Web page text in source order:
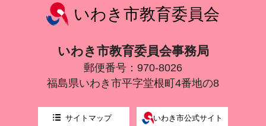
いわき市教育委員会
いわき市教育委員会事務局
郵便番号：970-8026
福島県いわき市平字堂根町4番地の8
サイトマップ いわき市公式サイト